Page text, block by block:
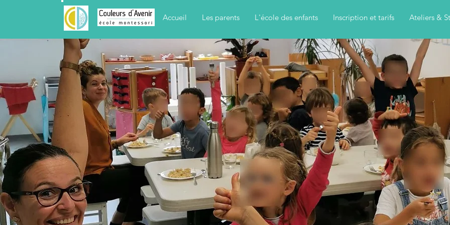
Accueil Les parents L'école des enfants Inscription et tarifs Ateliers &